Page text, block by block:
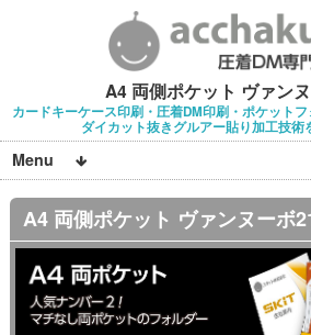
A4 両側ポケット ヴァン
カードキーケース印刷・圧着DM印刷・ポケット
ダイカット抜きグルアー貼り加工技術
Menu
A4 両側ポケット ヴァンヌーボ